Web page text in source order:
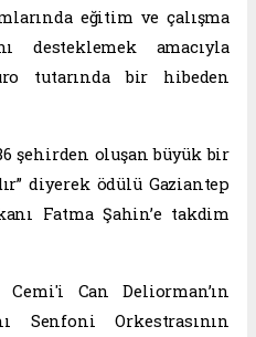
eğitim ve çalışma
desteklemek amacıyla
tutarında bir hibeden
şehirden oluşan büyük bir
diyerek ödülü Gaziantep
Fatma Şahin’e takdim
Can Deliorman’ın
Senfoni Orkestrasının